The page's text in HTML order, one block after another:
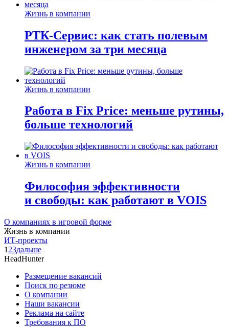
Жизнь в компании
РТК-Сервис: как стать полевым
инженером за три месяца
Жизнь в компании
Работа в Fix Price: меньше рутины,
больше технологий
Жизнь в компании
Философия эффективности
и свободы: как работают в VOIS
О компаниях в игровой форме
Жизнь в компании
ИТ-проекты
1 23дальше
HeadHunter
Размещение вакансий
Поиск по резюме
О компании
Наши вакансии
Реклама на сайте
Требования к ПО